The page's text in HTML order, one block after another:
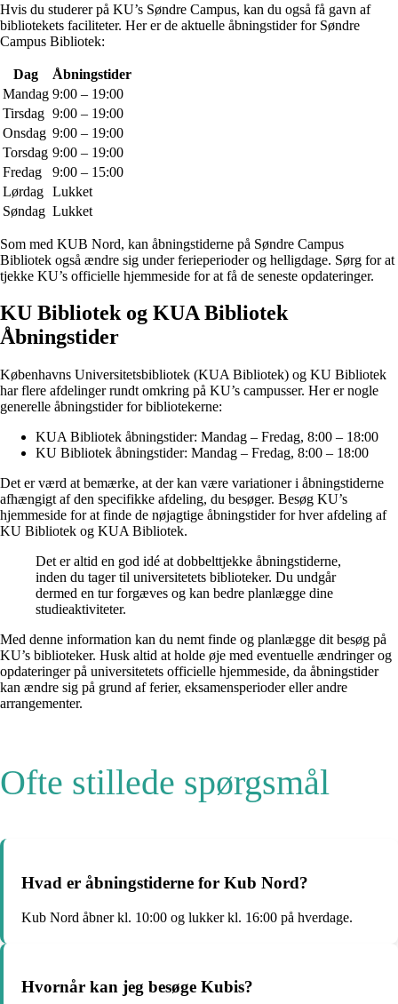
Hvis du studerer på KU’s Søndre Campus, kan du også få gavn af
bibliotekets faciliteter. Her er de aktuelle åbningstider for Søndre
Campus Bibliotek:
Dag
Åbningstider
Mandag 9:00 – 19:00
Tirsdag 9:00 – 19:00
Onsdag 9:00 – 19:00
Torsdag 9:00 – 19:00
Fredag
9:00 – 15:00
Lørdag Lukket
Søndag Lukket
Som med KUB Nord, kan åbningstiderne på Søndre Campus
Bibliotek også ændre sig under ferieperioder og helligdage. Sørg for at
tjekke KU’s officielle hjemmeside for at få de seneste opdateringer.
KU Bibliotek og KUA Bibliotek
Åbningstider
Københavns Universitetsbibliotek (KUA Bibliotek) og KU Bibliotek
har flere afdelinger rundt omkring på KU’s campusser. Her er nogle
generelle åbningstider for bibliotekerne:
KUA Bibliotek åbningstider: Mandag – Fredag, 8:00 – 18:00
KU Bibliotek åbningstider: Mandag – Fredag, 8:00 – 18:00
Det er værd at bemærke, at der kan være variationer i åbningstiderne
afhængigt af den specifikke afdeling, du besøger. Besøg KU’s
hjemmeside for at finde de nøjagtige åbningstider for hver afdeling af
KU Bibliotek og KUA Bibliotek.
Det er altid en god idé at dobbelttjekke åbningstiderne,
inden du tager til universitetets biblioteker. Du undgår
dermed en tur forgæves og kan bedre planlægge dine
studieaktiviteter.
Med denne information kan du nemt finde og planlægge dit besøg på
KU’s biblioteker. Husk altid at holde øje med eventuelle ændringer og
opdateringer på universitetets officielle hjemmeside, da åbningstider
kan ændre sig på grund af ferier, eksamensperioder eller andre
arrangementer.
Ofte stillede spørgsmål
Hvad er åbningstiderne for Kub Nord?
Kub Nord åbner kl. 10:00 og lukker kl. 16:00 på hverdage.
Hvornår kan jeg besøge Kubis?